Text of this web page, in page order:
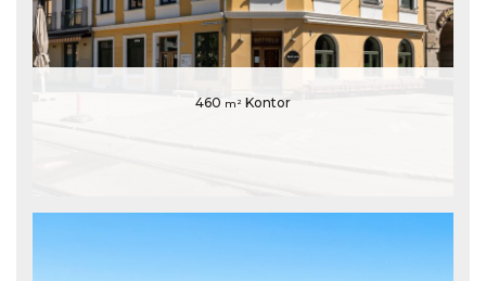
460 m² Kontor